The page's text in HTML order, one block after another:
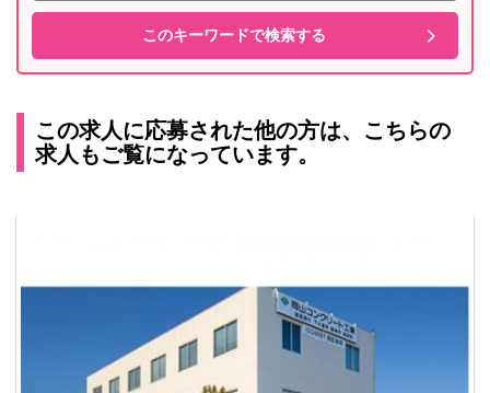
この求人に応募された他の方は、こちらの
求人もご覧になっています。